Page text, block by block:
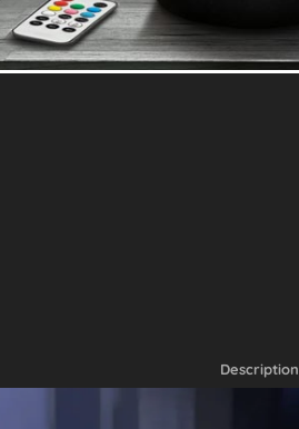
Description